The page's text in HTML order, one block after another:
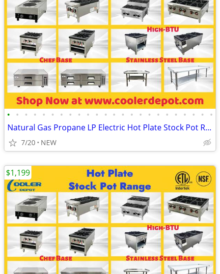
• • • • • • • • • • • • • • • • • • • • • • • •
Natural Gas Propane LP Electric Hot Plate Stock Pot Range
7/20 NEW
$1,199